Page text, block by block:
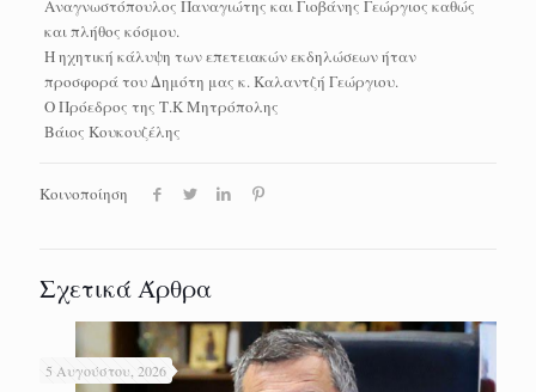
Αναγνωστόπουλος Παναγιώτης και Γιοβάνης Γεώργιος καθώς
και πλήθος κόσμου.
Η ηχητική κάλυψη των επετειακών εκδηλώσεων ήταν
προσφορά του Δημότη μας κ. Καλαντζή Γεώργιου.
Ο Πρόεδρος της Τ.Κ Μητρόπολης
Βάιος Κουκουζέλης
Κοινοποίηση
Σχετικά Άρθρα
5 Αυγούστου, 2026